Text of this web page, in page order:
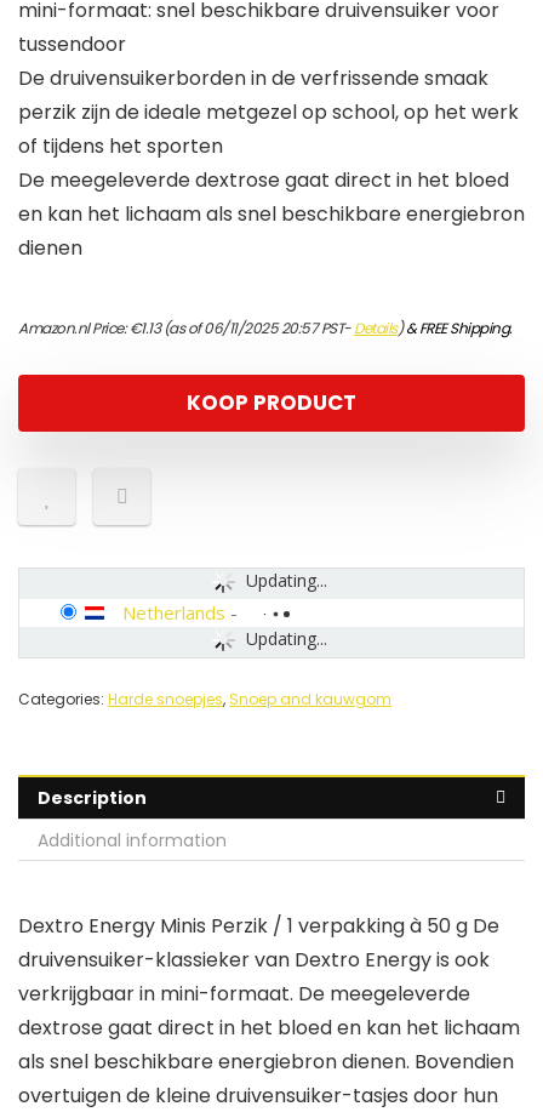
mini-formaat: snel beschikbare druivensuiker voor
tussendoor
De druivensuikerborden in de verfrissende smaak
perzik zijn de ideale metgezel op school, op het werk
of tijdens het sporten
De meegeleverde dextrose gaat direct in het bloed
en kan het lichaam als snel beschikbare energiebron
dienen
Amazon.nl Price:€1.13(as of 06/11/2025 20:57 PST-Details)&FREE Shipping.
KOOP PRODUCT
Updating...
Updating...
Netherlands -
Categories: Harde snoepjes, Snoep and kauwgom
Description
Additional information
Dextro Energy Minis Perzik / 1 verpakking à 50 g De
druivensuiker-klassieker van Dextro Energy is ook
verkrijgbaar in mini-formaat. De meegeleverde
dextrose gaat direct in het bloed en kan het lichaam
als snel beschikbare energiebron dienen. Bovendien
overtuigen de kleine druivensuiker-tasjes door hun